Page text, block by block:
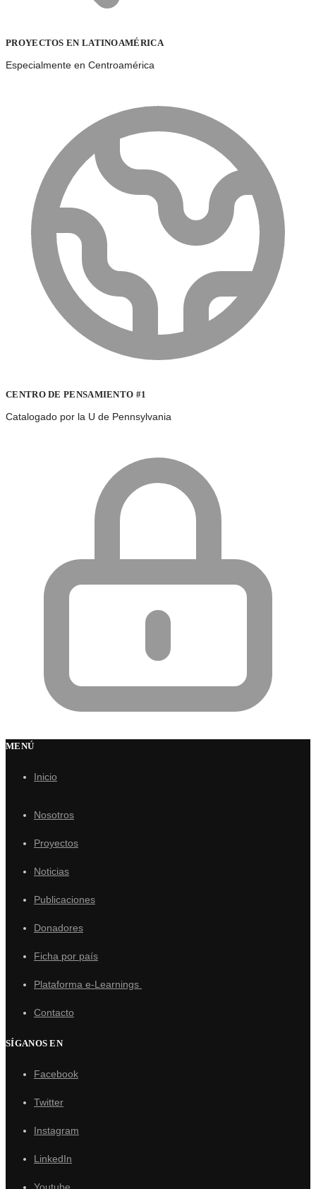
PROYECTOS EN LATINOAMÉRICA
Especialmente en Centroamérica
CENTRO DE PENSAMIENTO #1
Catalogado por la U de Pennsylvania
MENÚ
Inicio
Nosotros
Proyectos
Noticias
Publicaciones
Donadores
Ficha por país
Plataforma e-Learnings
Contacto
SÍGANOS EN
Facebook
Twitter
Instagram
LinkedIn